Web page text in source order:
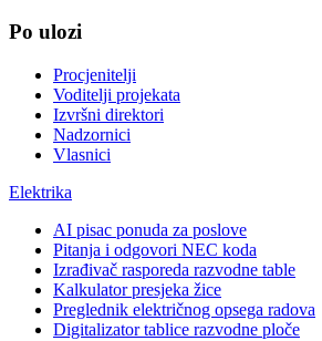
Po ulozi
Procjenitelji
Voditelji projekata
Izvršni direktori
Nadzornici
Vlasnici
Elektrika
AI pisac ponuda za poslove
Pitanja i odgovori NEC koda
Izrađivač rasporeda razvodne table
Kalkulator presjeka žice
Preglednik električnog opsega radova
Digitalizator tablice razvodne ploče